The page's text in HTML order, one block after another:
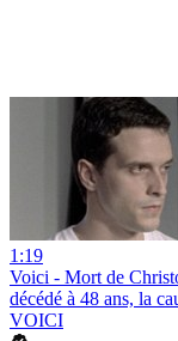
1:19
Voici - Mort de
décédé à 48 ans, la
VOICI